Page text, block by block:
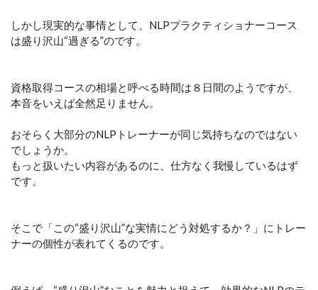
しかし現実的な事情として、NLPプラクティショナーコース
は盛り沢山“過ぎる”のです。
資格取得コースの相場と呼べる時間は８日間のようですが、
本音をいえば全然足りません。
おそらく大部分のNLPトレーナーが同じ気持ちなのではない
でしょうか。
もっと扱いたい内容があるのに、仕方なく我慢しているはず
です。
そこで「この“盛り沢山”な実情にどう対処するか？」にトレー
ナーの個性が表れてくるのです。